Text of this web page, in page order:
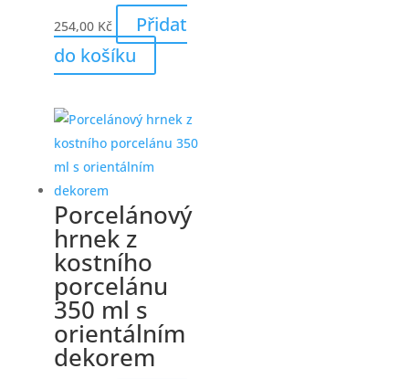
254,00 Kč
Přidat
do košíku
Porcelánový
hrnek z
kostního
porcelánu
350 ml s
orientálním
dekorem